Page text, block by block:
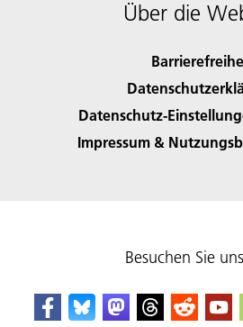
Über die
Datenschutz-
Impressum &
Besuchen Sie